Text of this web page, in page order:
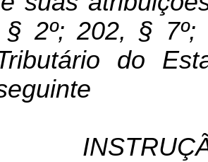
2º; 202, §
do